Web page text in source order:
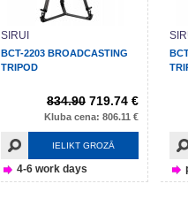
SIRUI
BCT-2203 BROADCASTING
TRIPOD
834.90 719.74 €
Kluba cena: 806.11 €
IELIKT GROZĀ
4-6 work days